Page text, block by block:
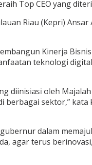
Top CEO yang
Riau (Kepri)
Kinerja
teknologi
diinisiasi oleh
sektor,”
dalam
agar terus